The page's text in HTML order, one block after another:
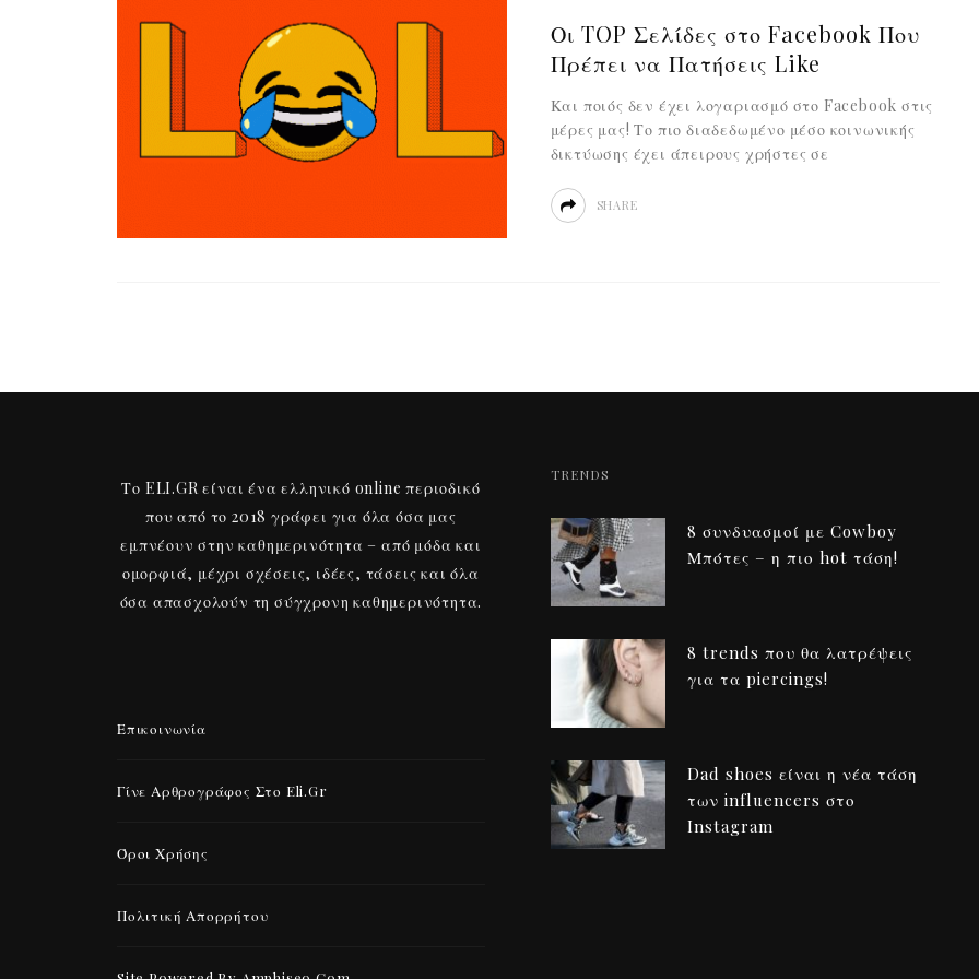
Οι TOP Σελίδες στο Facebook Που
Πρέπει να Πατήσεις Like
Και ποιός δεν έχει λογαριασμό στο Facebook στις
μέρες μας! Το πιο διαδεδωμένο μέσο κοινωνικής
δικτύωσης έχει άπειρους χρήστες σε
SHARE
Το ELI.GR είναι ένα ελληνικό online περιοδικό
που από το 2018 γράφει για όλα όσα μας
εμπνέουν στην καθημερινότητα – από μόδα και
ομορφιά, μέχρι σχέσεις, ιδέες, τάσεις και όλα
όσα απασχολούν τη σύγχρονη καθημερινότητα.
Επικοινωνία
Γίνε Αρθρογράφος Στο Eli.gr
Όροι Χρήσης
Πολιτική Απορρήτου
TRENDS
8 συνδυασμοί με Cowboy
Μπότες – η πιο hot τάση!
8 trends που θα λατρέψεις
για τα piercings!
Dad shoes είναι η νέα τάση
των influencers στο
Instagram